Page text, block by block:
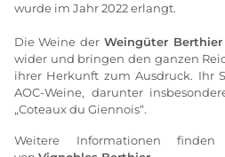
wurde im Jahr 2022 erlangt.
Die Weine derWeingüter Berthier
wider und bringen den ganzen
ihrer Herkunft zum Ausdruck. Ihr
AOC-Weine, darunter
„Coteaux du Giennois“.
Weitere Informationen